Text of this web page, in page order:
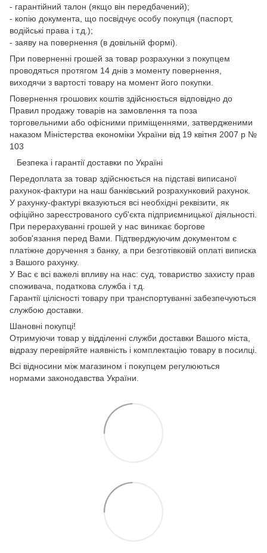
- гарантійний талон (якщо він передбачений);
- копію документа, що посвідчує особу покупця (паспорт,
водійські права і т.д.);
- заяву на повернення (в довільній формі).
При поверненні грошей за товар розрахунки з покупцем
проводяться протягом 14 днів з моменту повернення,
виходячи з вартості товару на момент його покупки.
Повернення грошових коштів здійснюється відповідно до
Правил продажу товарів на замовлення та поза
торговельними або офісними приміщеннями, затвердженими
наказом Міністерства економіки України від 19 квітня 2007 р №
103
Безпека і гарантії доставки по Україні
Передоплата за товар здійснюється на підставі виписаної
рахунок-фактури на наш банківський розрахунковий рахунок.
У рахунку-фактурі вказуються всі необхідні реквізити, як
офіційно зареєстрованого суб'єкта підприємницької діяльності.
При перерахуванні грошей у нас виникає боргове
зобов'язання перед Вами. Підтверджуючим документом є
платіжне доручення з банку, а при безготівковій оплаті виписка
з Вашого рахунку.
У Вас є всі важелі впливу на нас: суд, товариство захисту прав
споживача, податкова служба і т.д.
Гарантії цілісності товару при транспортуванні забезпечуються
службою доставки.
Шановні покупці!
Отримуючи товар у відділенні служби доставки Вашого міста,
відразу перевіряйте наявність і комплектацію товару в посилці.
Всі відносини між магазином і покупцем регулюються
нормами законодавства України.